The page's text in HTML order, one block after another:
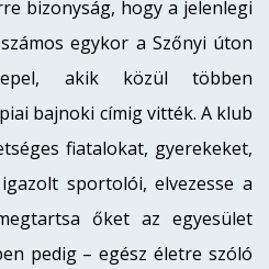
bizonyság, hogy a jelenlegi
egykor a Szőnyi úton
akik közül többen
bajnoki címig vitték. A klub
fiatalokat, gyerekeket,
sportolói, elvezesse a
őket az egyesület
pedig – egész életre szóló